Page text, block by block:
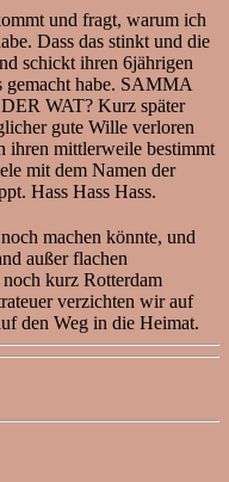
und fragt, warum ich
Dass das stinkt und die
schickt ihren 6jährigen
gemacht habe. SAMMA
WAT? Kurz später
gute Wille verloren
ihren mittlerweile bestimmt
mit dem Namen der
Hass Hass Hass.
machen könnte, und
außer flachen
kurz Rotterdam
verzichten wir auf
den Weg in die Heimat.